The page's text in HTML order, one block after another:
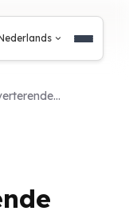
Hoe je hoogconverterende copy schrijft: Een strategisch kader